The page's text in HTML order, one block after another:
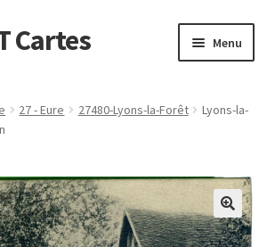
Cartes Menu
27 - Eure 27480-Lyons-la-Forêt
Lyons-la-